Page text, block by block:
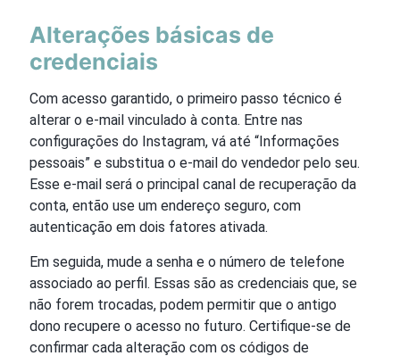
Alterações básicas de
credenciais
Com acesso garantido, o primeiro passo técnico é
alterar o e-mail vinculado à conta. Entre nas
configurações do Instagram, vá até “Informações
pessoais” e substitua o e-mail do vendedor pelo seu.
Esse e-mail será o principal canal de recuperação da
conta, então use um endereço seguro, com
autenticação em dois fatores ativada.
Em seguida, mude a senha e o número de telefone
associado ao perfil. Essas são as credenciais que, se
não forem trocadas, podem permitir que o antigo
dono recupere o acesso no futuro. Certifique-se de
confirmar cada alteração com os códigos de